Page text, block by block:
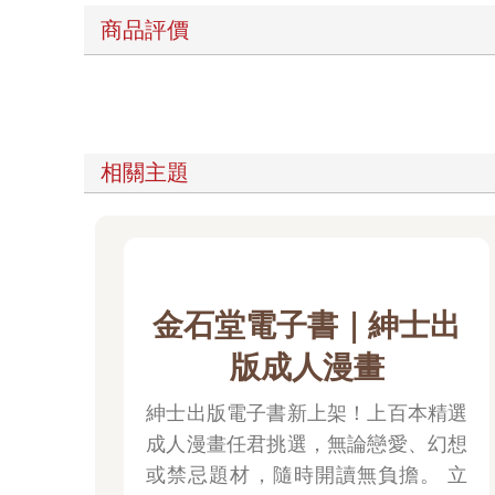
商品評價
相關主題
金石堂電子書｜紳士出
版成人漫畫
紳士出版電子書新上架！上百本精選
成人漫畫任君挑選，無論戀愛、幻想
或禁忌題材，隨時開讀無負擔。 立